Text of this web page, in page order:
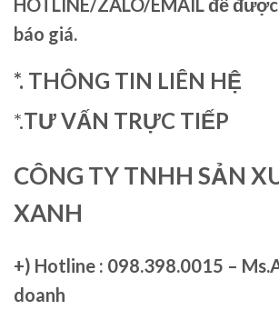
báo giá.
*. THÔNG TIN LIÊN HỆ
*.TƯ VẤN TRỰC TIẾP
CÔNG TY TNHH SẢN
XANH
+) Hotline : 098.398.0015 –
doanh